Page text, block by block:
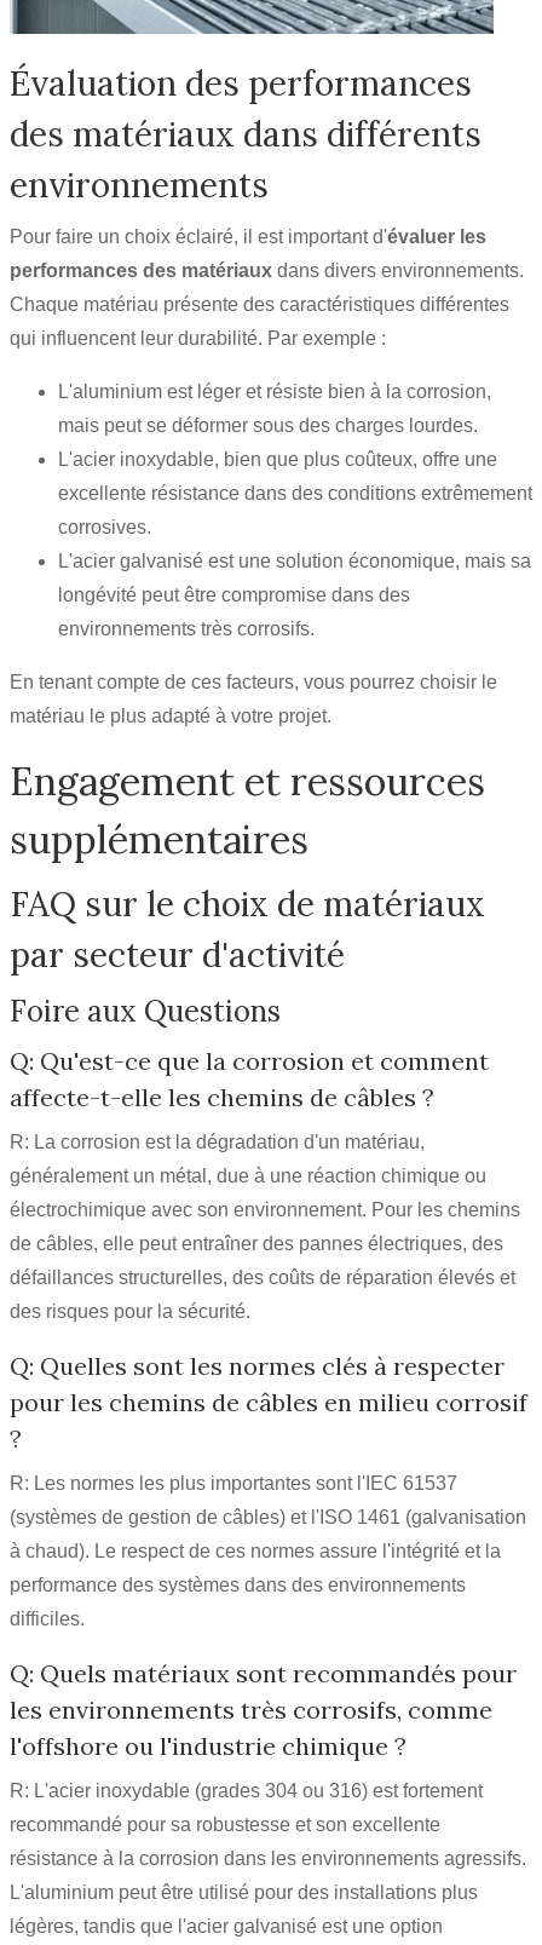
Évaluation des performances
des matériaux dans différents
environnements
Pour faire un choix éclairé, il est important d'évaluer les
performances des matériaux dans divers environnements.
Chaque matériau présente des caractéristiques différentes
qui influencent leur durabilité. Par exemple :
L'aluminium est léger et résiste bien à la corrosion,
mais peut se déformer sous des charges lourdes.
L'acier inoxydable, bien que plus coûteux, offre une
excellente résistance dans des conditions extrêmement
corrosives.
L'acier galvanisé est une solution économique, mais sa
longévité peut être compromise dans des
environnements très corrosifs.
En tenant compte de ces facteurs, vous pourrez choisir le
matériau le plus adapté à votre projet.
Engagement et ressources
supplémentaires
FAQ sur le choix de matériaux
par secteur d'activité
Foire aux Questions
Q: Qu'est-ce que la corrosion et comment
affecte-t-elle les chemins de câbles ?
R: La corrosion est la dégradation d'un matériau,
généralement un métal, due à une réaction chimique ou
électrochimique avec son environnement. Pour les chemins
de câbles, elle peut entraîner des pannes électriques, des
défaillances structurelles, des coûts de réparation élevés et
des risques pour la sécurité.
Q: Quelles sont les normes clés à respecter
pour les chemins de câbles en milieu corrosif
?
R: Les normes les plus importantes sont l'IEC 61537
(systèmes de gestion de câbles) et l'ISO 1461 (galvanisation
à chaud). Le respect de ces normes assure l'intégrité et la
performance des systèmes dans des environnements
difficiles.
Q: Quels matériaux sont recommandés pour
les environnements très corrosifs, comme
l'offshore ou l'industrie chimique ?
R: L'acier inoxydable (grades 304 ou 316) est fortement
recommandé pour sa robustesse et son excellente
résistance à la corrosion dans les environnements agressifs.
L'aluminium peut être utilisé pour des installations plus
légères, tandis que l'acier galvanisé est une option